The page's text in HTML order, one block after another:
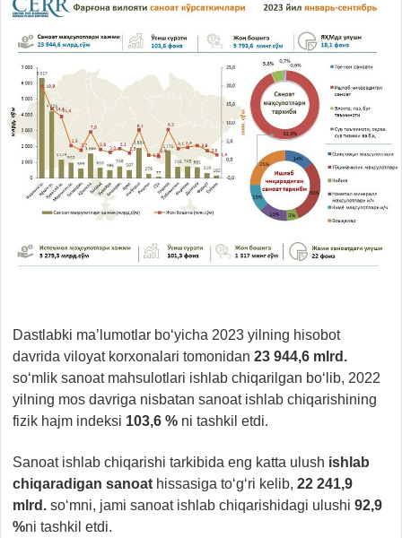
Dastlabki ma’lumotlar bo‘yicha 2023 yilning hisobot
davrida viloyat korxonalari tomonidan 23 944,6 mlrd.
so‘mlik sanoat mahsulotlari ishlab chiqarilgan bo‘lib, 2022
yilning mos davriga nisbatan sanoat ishlab chiqarishining
fizik hajm indeksi 103,6 % ni tashkil etdi.
Sanoat ishlab chiqarishi tarkibida eng katta ulush ishlab
chiqaradigan sanoat hissasiga to‘g‘ri kelib, 22 241,9
mlrd. so‘mni, jami sanoat ishlab chiqarishidagi ulushi 92,9
%ni tashkil etdi.